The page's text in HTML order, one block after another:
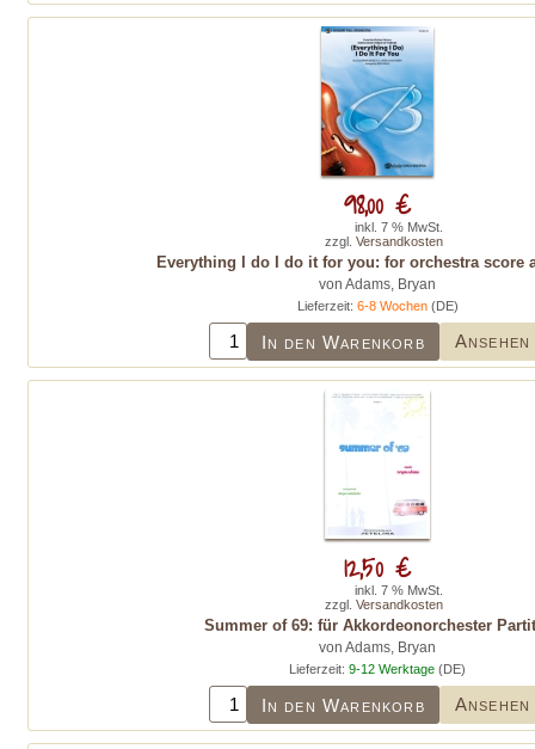
Everything I do I do it for you: for orchestra score
von Adams, Bryan
Lieferzeit: 6-8 Wochen(DE)
In den Warenkorb Ansehen
98,00 €
inkl. 7 % MwSt.
zzgl. Versandkosten
Summer of 69: für Akkordeonorchester
von Adams, Bryan
Lieferzeit: 9-12 Werktage (DE)
In den Warenkorb Ansehen
12,50 €
inkl. 7 % MwSt.
zzgl. Versandkosten